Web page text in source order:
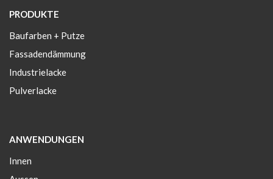
PRODUKTE
Baufarben + Putze
Fassadendämmung
Industrielacke
Pulverlacke
ANWENDUNGEN
Innen